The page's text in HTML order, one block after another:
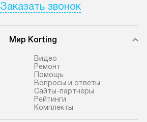
Заказать звонок
Мир Korting
Видео
Ремонт
Помощь
Вопросы и ответы
Сайты-партнеры
Рейтинги
Комплекты